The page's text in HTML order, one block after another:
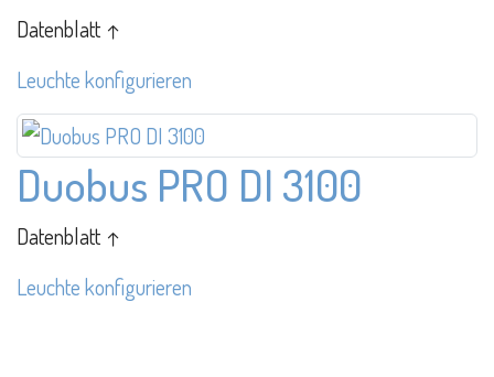
Datenblatt ↑
Leuchte konfigurieren
Duobus PRO DI 3100
Datenblatt ↑
Leuchte konfigurieren